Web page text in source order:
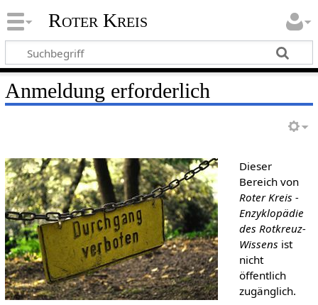
Roter Kreis
Anmeldung erforderlich
Dieser
Bereich von
Roter Kreis -
Enzyklopädie
des Rotkreuz-
Wissens ist
nicht
öffentlich
zugänglich.